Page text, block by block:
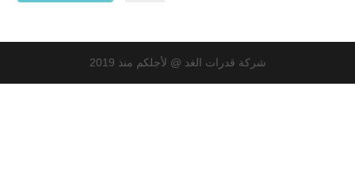
شركة قدرات الغد @ لأجلكم منذ 2019